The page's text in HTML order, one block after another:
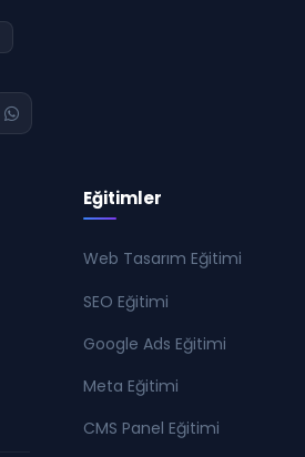
Eğitimler
Web Tasarım Eğitimi
SEO Eğitimi
Google Ads Eğitimi
Meta Eğitimi
CMS Panel Eğitimi